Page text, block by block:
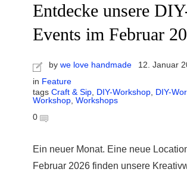
Entdecke unsere
Events im Februar
by we love handmade
12. Januar
in Feature
tags Craft & Sip DIY-Workshop DIY-
Workshop Workshops
0
Ein neuer Monat. Eine neue
Februar 2026 finden unsere